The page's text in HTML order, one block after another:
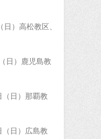
）高松教区、
日）鹿児島教
（日）那覇教
（日）広島教